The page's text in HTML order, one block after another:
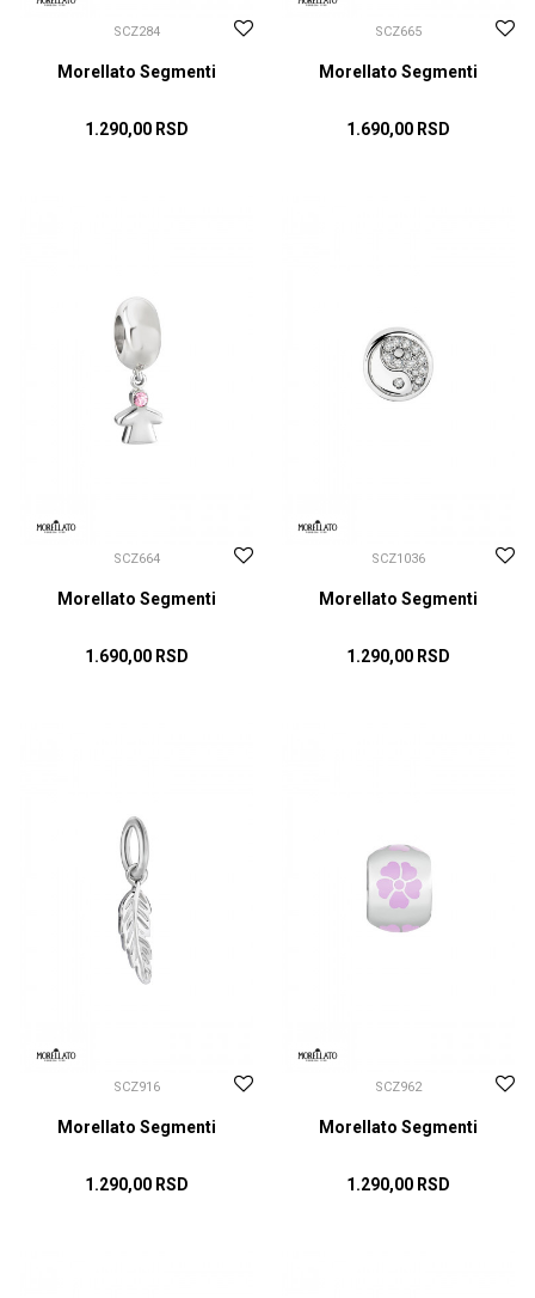
SCZ284
Morellato Segmenti
1.290,00 RSD
SCZ665
Morellato Segmenti
1.690,00 RSD
SCZ664
Morellato Segmenti
1.690,00 RSD
SCZ1036
Morellato Segmenti
1.290,00 RSD
SCZ916
Morellato Segmenti
1.290,00 RSD
SCZ962
Morellato Segmenti
1.290,00 RSD